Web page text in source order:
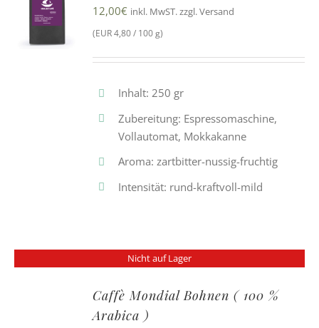
12,00€ inkl. MwST. zzgl. Versand
(EUR 4,80 / 100 g)
Inhalt: 250 gr
Zubereitung: Espressomaschine,
Vollautomat, Mokkakanne
Aroma: zartbitter-nussig-fruchtig
Intensität: rund-kraftvoll-mild
Nicht auf Lager
Caffè Mondial Bohnen ( 100 %
Arabica )